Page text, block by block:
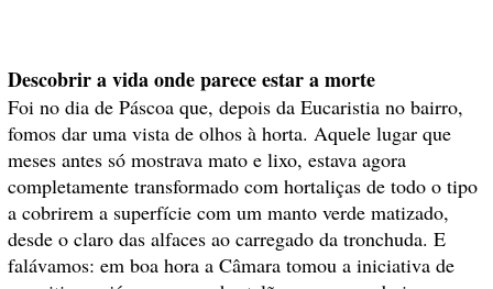
Descobrir a vida onde parece estar a morte
Foi no dia de Páscoa que, depois da Eucaristia no bairro,
fomos dar uma vista de olhos à horta. Aquele lugar que
meses antes só mostrava mato e lixo, estava agora
completamente transformado com hortaliças de todo o tipo
a cobrirem a superfície com um manto verde matizado,
desde o claro das alfaces ao carregado da tronchuda. E
falávamos: em boa hora a Câmara tomou a iniciativa de